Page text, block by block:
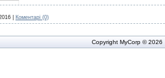
Коментарі (0)
Copyright MyCorp © 2026